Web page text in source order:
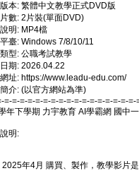
本: 繁體中文教學正式DVD版
數: 2片裝(單面DVD)
明: MP4檔
臺: Windows 7/8/10/11
型: 公職考試教學
期: 2026.04.22
址: https://www.leadu-edu.com/
介: (以官方網站為準)
=-=-=-=-=-=-=-=-=-=-=-=-=-=-=-=-
年下學期 力宇教育 AI學霸網 國中
明:
2025年4月 購買、製作，教學影片